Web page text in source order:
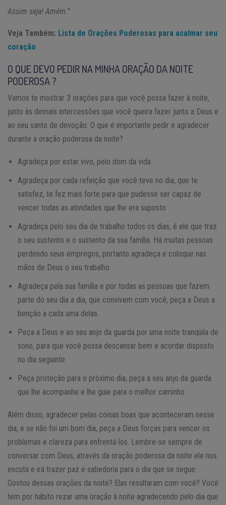
Assim seja! Amém.”
Veja Também: Lista de Orações Poderosas para acalmar seu
coração
O QUE DEVO PEDIR NA MINHA ORAÇÃO DA NOITE
PODEROSA ?
Vamos te mostrar 3 orações para que você possa fazer à noite,
junto às demais intercessões que você queira fazer junto a Deus e
ao seu santo de devoção. O que é importante pedir e agradecer
durante a oração poderosa da noite?
Agradeça por estar vivo, pelo dom da vida
Agradeça por cada refeição que você teve no dia, que te
satisfez, te fez mais forte para que pudesse ser capaz de
vencer todas as atividades que lhe era suposto
Agradeça pelo seu dia de trabalho todos os dias, é ele que traz
o seu sustento e o sustento da sua família. Há muitas pessoas
perdendo seus empregos, portanto agradeça e coloque nas
mãos de Deus o seu trabalho.
Agradeça pela sua família e por todas as pessoas que fazem
parte do seu dia a dia, que convivem com você, peça a Deus a
benção a cada uma delas.
Peça a Deus e ao seu anjo da guarda por uma noite tranqüila de
sono, para que você possa descansar bem e acordar disposto
no dia seguinte
Peça proteção para o próximo dia, peça a seu anjo da guarda
que lhe acompanhe e lhe guie para o melhor caminho
Além disso, agradecer pelas coisas boas que aconteceram nesse
dia, e se não foi um bom dia, peça a Deus forças para vencer os
problemas e clareza para enfrentá-los. Lembre-se sempre de
conversar com Deus, através da oração poderosa da noite ele nos
escuta e irá trazer paz e sabedoria para o dia que se segue.
Gostou dessas orações da noite? Elas resultaram com você? Você
tem por hábito rezar uma oração à noite agradecendo pelo dia que